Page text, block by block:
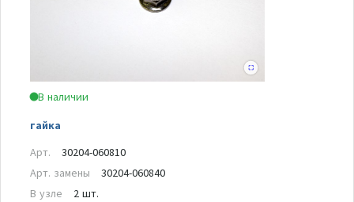
В наличии
гайка
Арт.
30204-060810
Арт. замены
30204-060840
В узле
2 шт.